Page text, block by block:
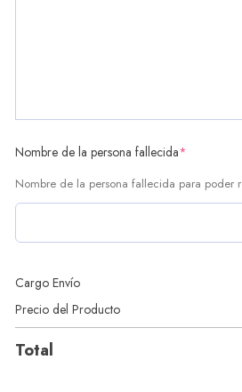
Nombre de la persona fallecida*
Nombre de la persona fallecida para poder
Cargo Envío
Precio del Producto
Total